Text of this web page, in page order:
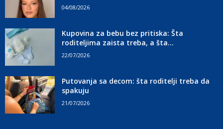
04/08/2026
Kupovina za bebu bez pritiska: Šta
roditeljima zaista treba, a šta...
22/07/2026
Putovanja sa decom: šta roditelji treba da
spakuju
21/07/2026